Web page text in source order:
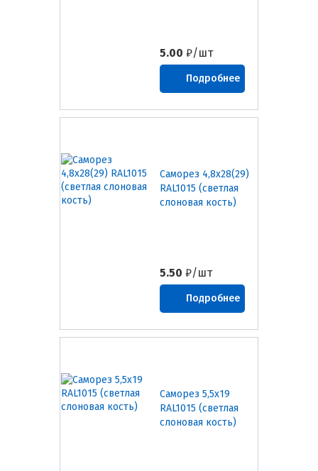
5.00 ₽/шт
Подробнее
Саморез 4,8х28(29)
RAL1015 (светлая
слоновая кость)
5.50 ₽/шт
Подробнее
Саморез 5,5х19
RAL1015 (светлая
слоновая кость)